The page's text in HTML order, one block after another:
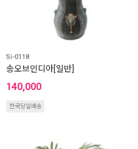
Si-0118
송오브인디아[일반]
140,000
전국당일배송